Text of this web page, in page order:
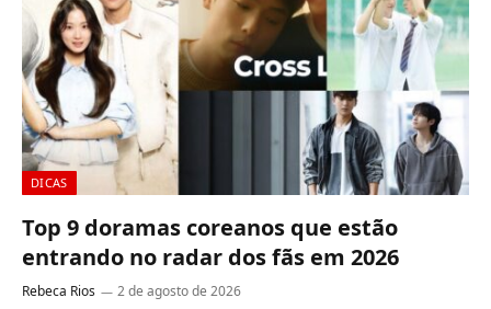
DICAS
Top 9 doramas coreanos que estão
entrando no radar dos fãs em 2026
Rebeca Rios 2 de agosto de 2026